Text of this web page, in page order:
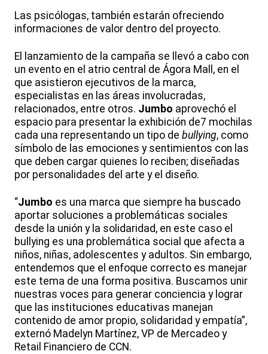
Las psicólogas, también estarán ofreciendo
informaciones de valor dentro del proyecto.
El lanzamiento de la campaña se llevó a cabo con
un evento en el atrio central de Ágora Mall, en el
que asistieron ejecutivos de la marca,
especialistas en las áreas involucradas,
relacionados, entre otros. Jumbo aprovechó el
espacio para presentar la exhibición de7 mochilas
cada una representando un tipo de bullying, como
símbolo de las emociones y sentimientos con las
que deben cargar quienes lo reciben; diseñadas
por personalidades del arte y el diseño.
“Jumbo es una marca que siempre ha buscado
aportar soluciones a problemáticas sociales
desde la unión y la solidaridad, en este caso el
bullying es una problemática social que afecta a
niños, niñas, adolescentes y adultos. Sin embargo,
entendemos que el enfoque correcto es manejar
este tema de una forma positiva. Buscamos unir
nuestras voces para generar conciencia y lograr
que las instituciones educativas manejan
contenido de amor propio, solidaridad y empatía”,
externó Madelyn Martínez, VP de Mercadeo y
Retail Financiero de CCN.